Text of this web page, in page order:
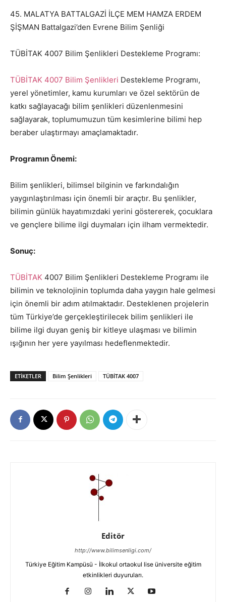
45. MALATYA BATTALGAZİ İLÇE MEM HAMZA ERDEM
ŞİŞMAN Battalgazi’den Evrene Bilim Şenliği
TÜBİTAK 4007 Bilim Şenlikleri Destekleme Programı:
TÜBİTAK 4007 Bilim Şenlikleri Destekleme Programı,
yerel yönetimler, kamu kurumları ve özel sektörün de
katkı sağlayacağı bilim şenlikleri düzenlenmesini
sağlayarak, toplumumuzun tüm kesimlerine bilimi hep
beraber ulaştırmayı amaçlamaktadır.
Programın Önemi:
Bilim şenlikleri, bilimsel bilginin ve farkındalığın
yaygınlaştırılması için önemli bir araçtır. Bu şenlikler,
bilimin günlük hayatımızdaki yerini göstererek, çocuklara
ve gençlere bilime ilgi duymaları için ilham vermektedir.
Sonuç:
TÜBİTAK 4007 Bilim Şenlikleri Destekleme Programı ile
bilimin ve teknolojinin toplumda daha yaygın hale gelmesi
için önemli bir adım atılmaktadır. Desteklenen projelerin
tüm Türkiye’de gerçekleştirilecek bilim şenlikleri ile
bilime ilgi duyan geniş bir kitleye ulaşması ve bilimin
ışığının her yere yayılması hedeflenmektedir.
ETIKETLER Bilim Şenlikleri TÜBİTAK 4007
Editör
http://www.bilimsenligi.com/
Türkiye Eğitim Kampüsü - İlkokul ortaokul lise üniversite eğitim
etkinlikleri duyuruları.